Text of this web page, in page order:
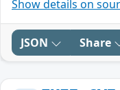
Show details on
JSON Share